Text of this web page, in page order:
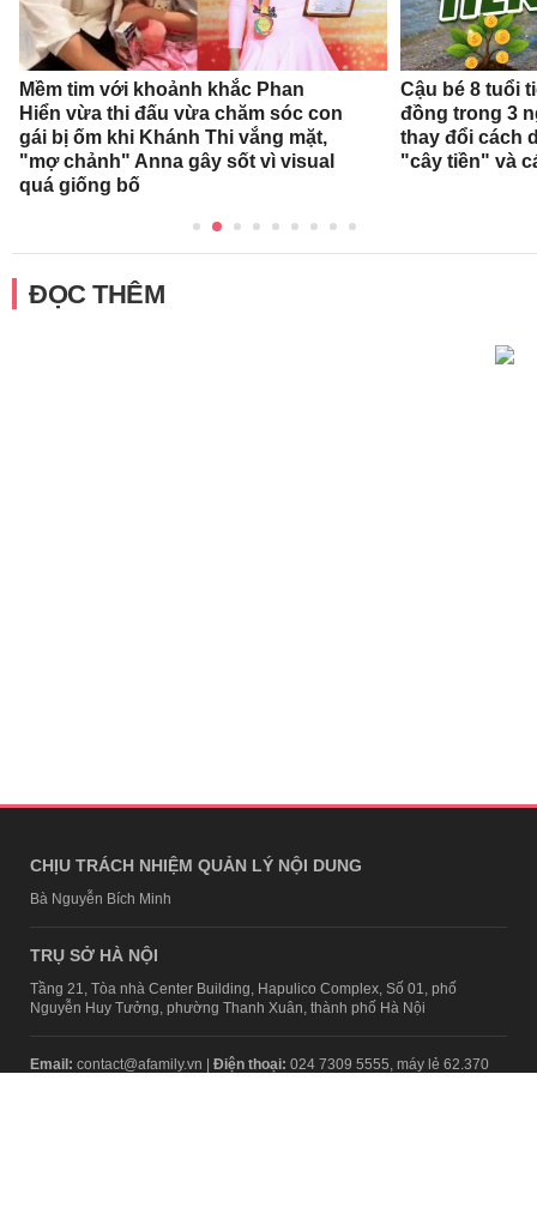
Mềm tim với khoảnh khắc Phan
Hiển vừa thi đấu vừa chăm sóc con
gái bị ốm khi Khánh Thi vắng mặt,
"mợ chảnh" Anna gây sốt vì visual
quá giống bố
Cậu bé 8 tuổi
đồng trong 3
thay đổi cách
"cây tiền" và
ĐỌC THÊM
CHỊU TRÁCH NHIỆM QUẢN LÝ NỘI DUNG
Bà Nguyễn Bích Minh
TRỤ SỞ HÀ NỘI
Tầng 21, Tòa nhà Center Building, Hapulico Complex, Số 01, phố
Nguyễn Huy Tưởng, phường Thanh Xuân, thành phố Hà Nội
Email: contact@afamily.vn | Điện thoại: 024 7309 5555, máy lẻ 62.370